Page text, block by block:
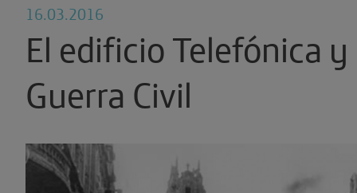
16.03.2016
El edificio Telefónica
Guerra Civil